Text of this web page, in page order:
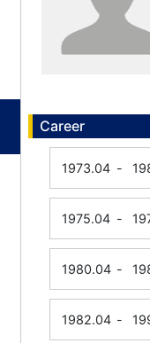
Career
1973.04 -
1975.04 -
1980.04 -
1982.04 -